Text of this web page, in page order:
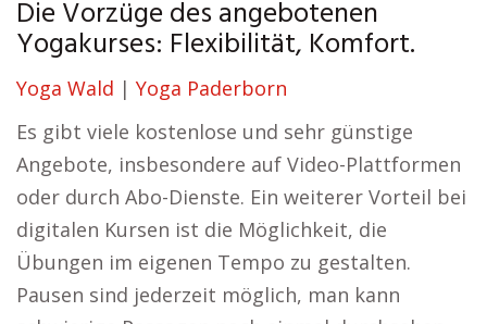
Die Vorzüge des angebotenen
Yogakurses: Flexibilität, Komfort.
Yoga Wald | Yoga Paderborn
Es gibt viele kostenlose und sehr günstige
Angebote, insbesondere auf Video-Plattformen
oder durch Abo-Dienste. Ein weiterer Vorteil bei
digitalen Kursen ist die Möglichkeit, die
Übungen im eigenen Tempo zu gestalten.
Pausen sind jederzeit möglich, man kann